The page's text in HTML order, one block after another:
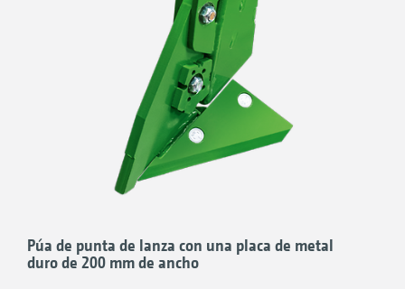
Púa de punta de lanza con una placa de metal
duro de 200 mm de ancho